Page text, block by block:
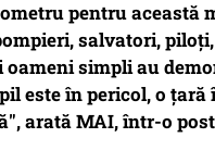
pentru această
salvatori,
simpli au
este în pericol, o ţară
arată MAI, într-o